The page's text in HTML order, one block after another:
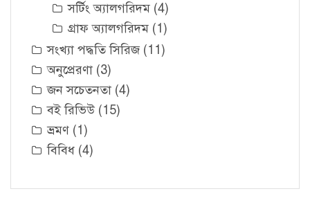
সর্টিং অ্যালগরিদম (4)
গ্রাফ অ্যালগরিদম (1)
সংখ্যা পদ্ধতি সিরিজ (11)
অনুপ্রেরণা (3)
জন সচেতনতা (4)
বই রিভিউ (15)
ভ্রমণ (1)
বিবিধ (4)